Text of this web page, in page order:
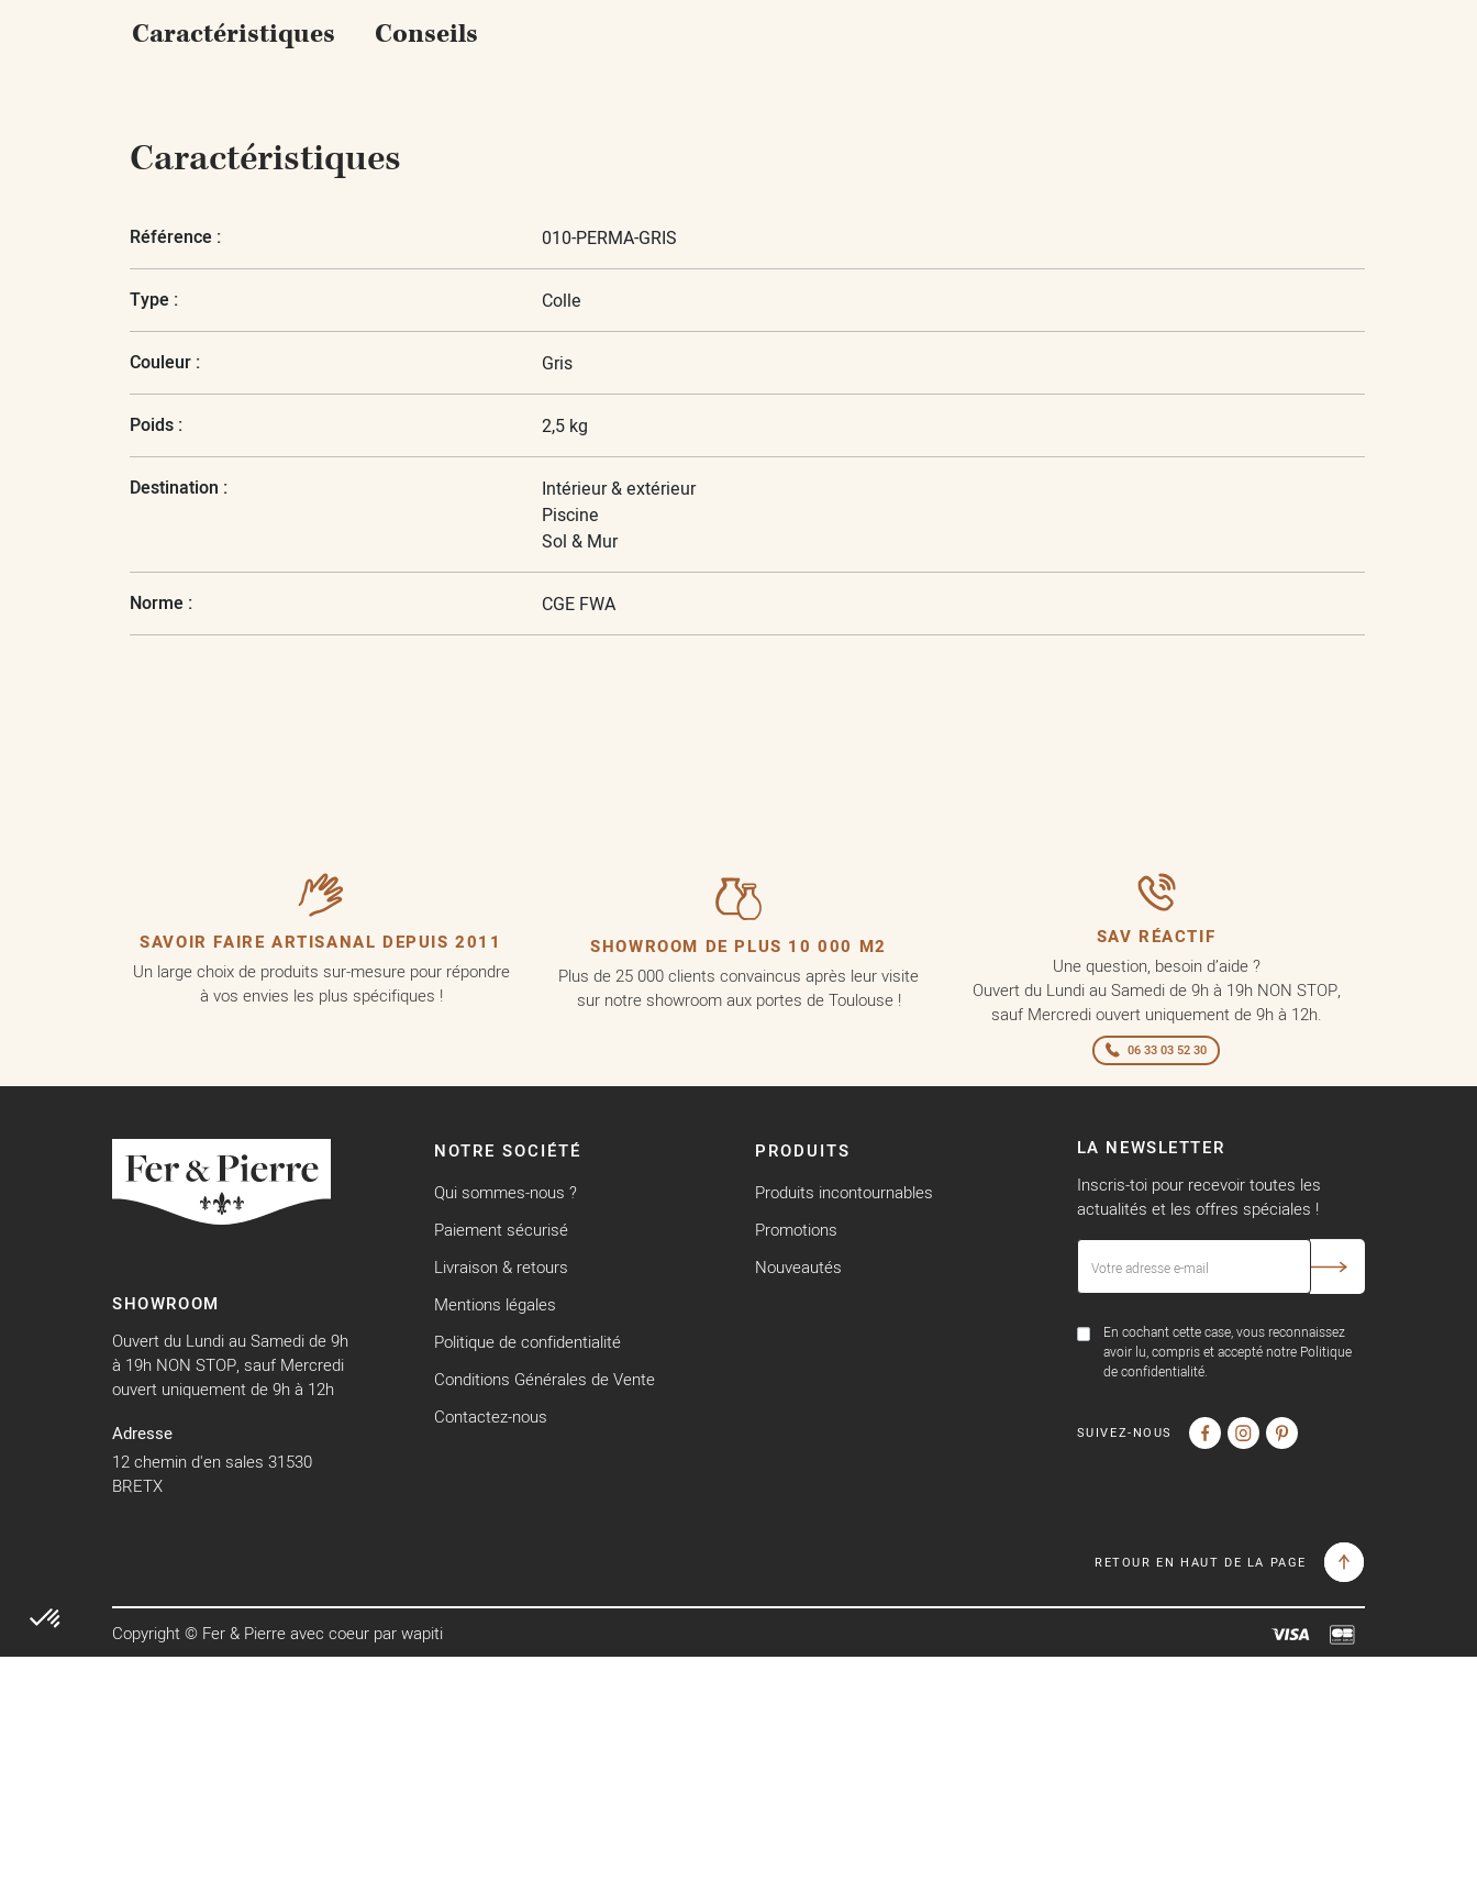
Caractéristiques Conseils
Caractéristiques
Référence : 010-PERMA-GRIS
Type : Colle
Couleur : Gris
Poids : 2,5 kg
Destination :
Intérieur & extérieur
Piscine
Sol & Mur
Norme : CGE FWA
SAVOIR FAIRE ARTISANAL DEPUIS 2011
Un large choix de produits sur-mesure pour répondre
à vos envies les plus spécifiques !
SHOWROOM DE PLUS 10 000 M2
Plus de 25 000 clients convaincus après leur visite
sur notre showroom aux portes de Toulouse !
SAV RÉACTIF
Une question, besoin d’aide ?
Ouvert du Lundi au Samedi de 9h à 19h NON STOP,
sauf Mercredi ouvert uniquement de 9h à 12h.
06 33 03 52 30
SHOWROOM
Ouvert du Lundi au Samedi de 9h
à 19h NON STOP, sauf Mercredi
ouvert uniquement de 9h à 12h
Adresse
12 chemin d'en sales 31530
BRETX
NOTRE SOCIÉTÉ
Qui sommes-nous ?
Paiement sécurisé
Livraison & retours
Mentions légales
Politique de confidentialité
Conditions Générales de Vente
Contactez-nous
PRODUITS
Produits incontournables
Promotions
Nouveautés
LA NEWSLETTER
Inscris-toi pour recevoir toutes les
actualités et les offres spéciales !
En cochant cette case, vous reconnaissez
avoir lu, compris et accepté notre Politique
de confidentialité.
SUIVEZ-NOUS
RETOUR EN HAUT DE LA PAGE
Copyright © Fer & Pierre avec coeur par wapiti